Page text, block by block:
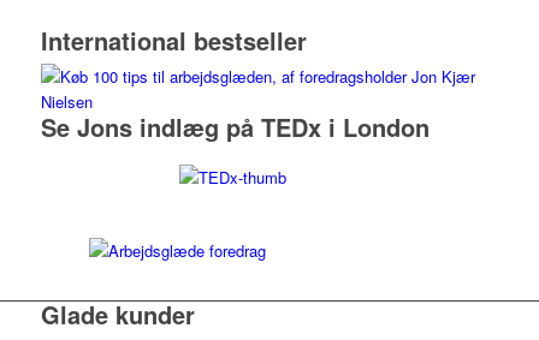
International bestseller
Se Jons indlæg på TEDx i London
Glade kunder